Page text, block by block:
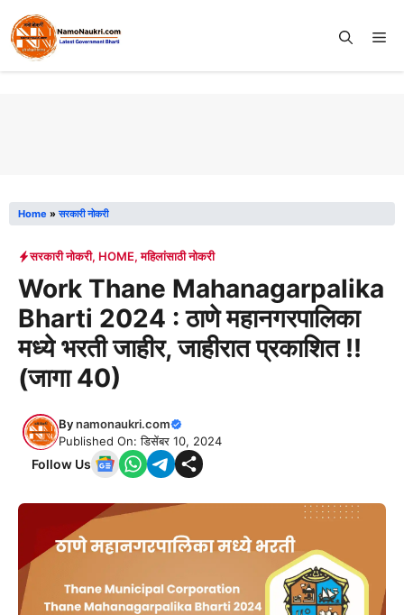
content
Home »सरकारी नोकरी
सरकारी नोकरी, HOME,महिलांसाठी नोकरी
Work Thane Mahanagarpalika
Bharti 2024 : ठाणे महानगरपालिका
मध्ये भरती जाहीर, जाहीरात प्रकाशित !!
(जागा 40)
Bynamonaukri.com
Published On: डिसेंबर 10, 2024
Follow Us